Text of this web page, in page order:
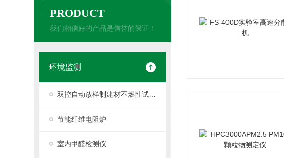
PRODUCT
我们相信好的产品是信誉的保证！
环境监测
节能纤维电阻炉
室内甲醛检测仪